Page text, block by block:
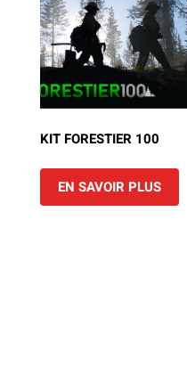
KIT FORESTIER 100
EN SAVOIR PLUS